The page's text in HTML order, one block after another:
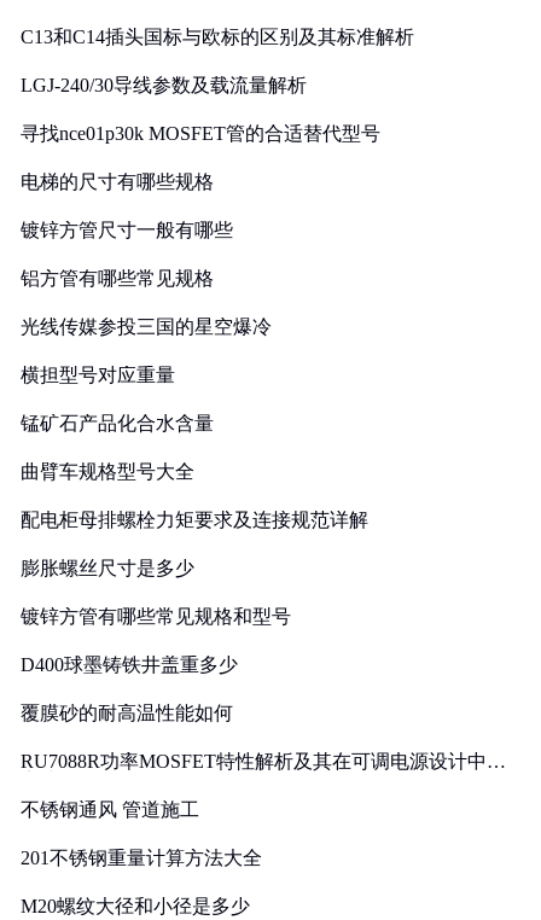
C13和C14插头国标与欧标的区别及其标准解析
LGJ-240/30导线参数及载流量解析
寻找nce01p30k MOSFET管的合适替代型号
电梯的尺寸有哪些规格
镀锌方管尺寸一般有哪些
铝方管有哪些常见规格
光线传媒参投三国的星空爆冷
横担型号对应重量
锰矿石产品化合水含量
曲臂车规格型号大全
配电柜母排螺栓力矩要求及连接规范详解
膨胀螺丝尺寸是多少
镀锌方管有哪些常见规格和型号
D400球墨铸铁井盖重多少
覆膜砂的耐高温性能如何
RU7088R功率MOSFET特性解析及其在可调电源设计中的
不锈钢通风 管道施工
201不锈钢重量计算方法大全
M20螺纹大径和小径是多少